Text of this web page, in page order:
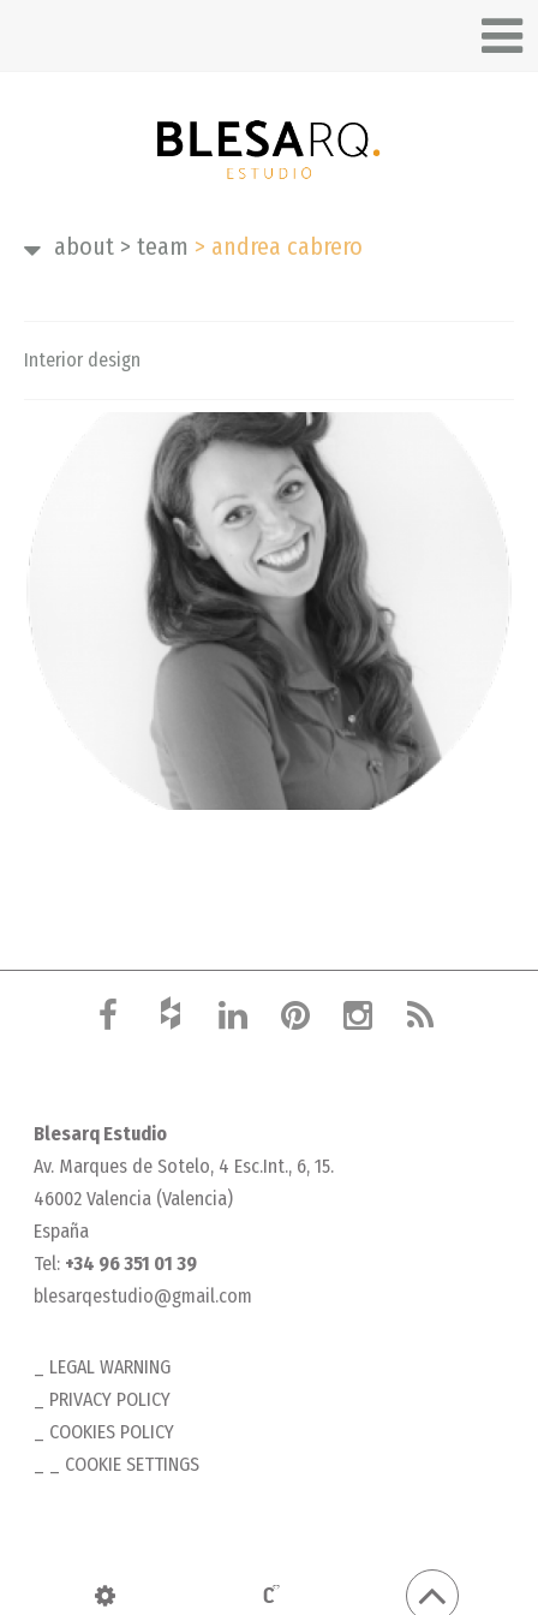
about > team > andrea cabrero
Interior design
Blesarq Estudio
Av. Marques de Sotelo, 4 Esc.Int., 6, 15.
46002 Valencia (Valencia)
España
Tel: +34 96 351 01 39
blesarqestudio@gmail.com
LEGAL WARNING
PRIVACY POLICY
COOKIES POLICY
_ COOKIE SETTINGS